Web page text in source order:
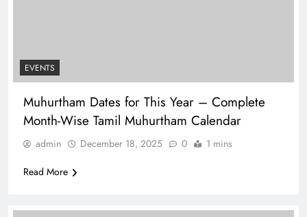
EVENTS
Muhurtham Dates for This Year – Complete
Month-Wise Tamil Muhurtham Calendar
admin December 18, 2025 0 1 mins
Read More